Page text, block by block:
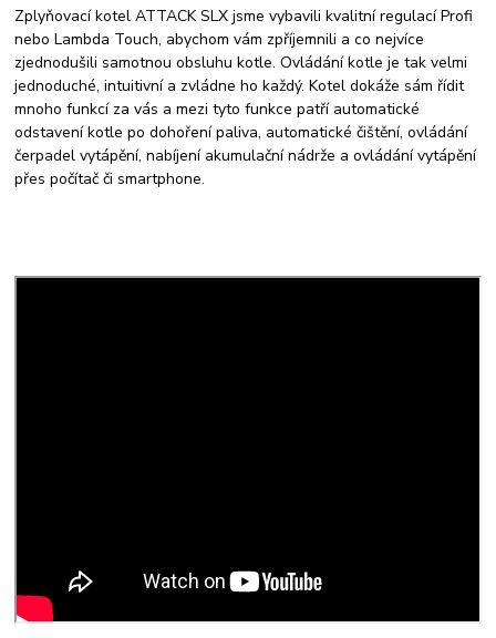
Zplyňovací kotel ATTACK SLX jsme vybavili kvalitní regulací Profi
nebo Lambda Touch, abychom vám zpříjemnili a co nejvíce
zjednodušili samotnou obsluhu kotle. Ovládání kotle je tak velmi
jednoduché, intuitivní a zvládne ho každý. Kotel dokáže sám řídit
mnoho funkcí za vás a mezi tyto funkce patří automatické
odstavení kotle po dohoření paliva, automatické čištění, ovládání
čerpadel vytápění, nabíjení akumulační nádrže a ovládání vytápění
přes počítač či smartphone.